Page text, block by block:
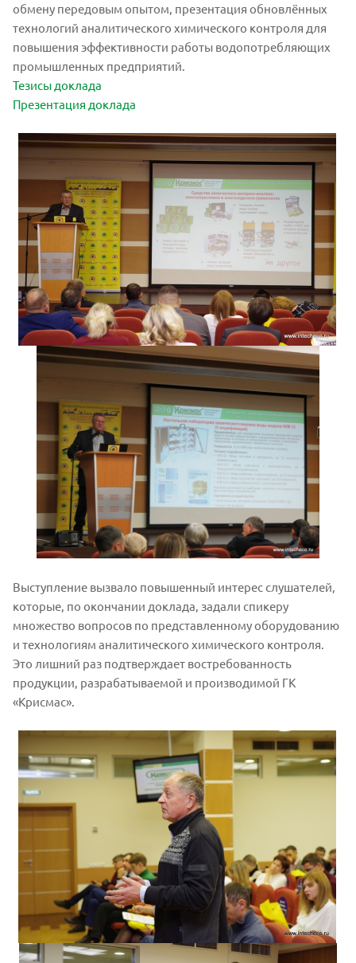
обмену передовым опытом, презентация обновлённых
технологий аналитического химического контроля для
повышения эффективности работы водопотребляющих
промышленных предприятий.
Тезисы доклада
Презентация доклада
Выступление вызвало повышенный интерес слушателей,
которые, по окончании доклада, задали спикеру
множество вопросов по представленному оборудованию
и технологиям аналитического химического контроля.
Это лишний раз подтверждает востребованность
продукции, разрабатываемой и производимой ГК
«Крисмас».